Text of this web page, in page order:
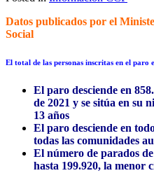
Datos publicados por el
Social
El total de las personas inscritas en el paro
El paro desciende en
de 2021 y se sitúa en su
13 años
El paro desciende en
todas las comunidades
El número de parados
hasta 199.920, la menor